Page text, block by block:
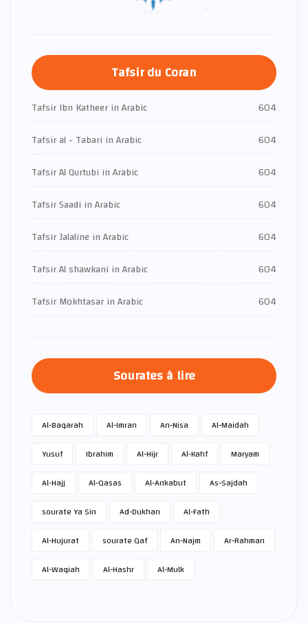
Tafsir du Coran
Tafsir Ibn Katheer in Arabic
604
Tafsir al - Tabari in Arabic
604
Tafsir Al Qurtubi in Arabic
604
Tafsir Saadi in Arabic
604
Tafsir Jalaline in Arabic
604
Tafsir Al shawkani in Arabic
604
Tafsir Mokhtasar in Arabic
604
Sourates à lire
Al-Baqarah Al-Imran An-Nisa
Al-Maidah
Yusuf
Ibrahim Al-Hijr Al-Kahf
Maryam
Al-Hajj
Al-Qasas Al-Ankabut
As-Sajdah
sourate Ya Sin
Ad-Dukhan
Al-Fath
Al-Hujurat
sourate Qaf An-Najm
Ar-Rahman
Al-Waqiah
Al-Hashr Al-Mulk